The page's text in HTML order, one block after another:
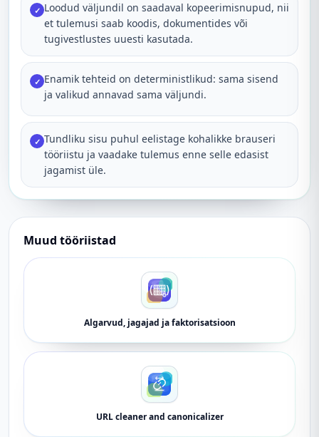
✓ Loodud väljundil on saadaval kopeerimisnupud, nii
et tulemusi saab koodis, dokumentides või
tugivestlustes uuesti kasutada.
✓ Enamik tehteid on deterministlikud: sama sisend
ja valikud annavad sama väljundi.
✓ Tundliku sisu puhul eelistage kohalikke brauseri
tööriistu ja vaadake tulemus enne selle edasist
jagamist üle.
Muud tööriistad
Algarvud, jagajad ja faktorisatsioon
URL cleaner and canonicalizer